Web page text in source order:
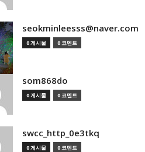
seokminleesss@naver.com
0 게시물 0 코멘트
som868do
0 게시물 0 코멘트
swcc_http_0e3tkq
0 게시물 0 코멘트